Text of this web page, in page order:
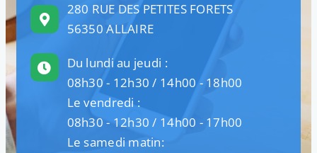
280 RUE DES PETITES FORETS
56350 ALLAIRE
Du lundi au jeudi :
08h30 - 12h30 / 14h00 - 18h00
Le vendredi :
08h30 - 12h30 / 14h00 - 17h00
Le samedi matin: